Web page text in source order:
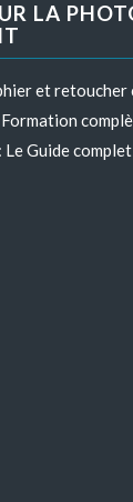
LA
et retoucher
Guide